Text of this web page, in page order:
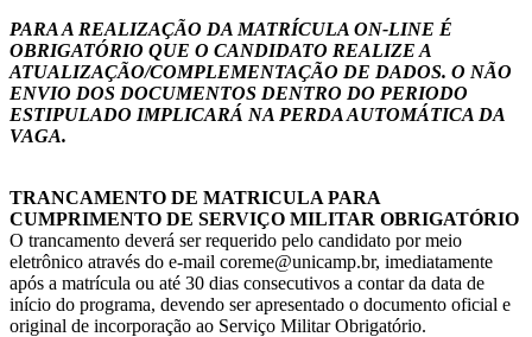
PARA A REALIZAÇÃO DA MATRÍCULA ON-LINE É
OBRIGATÓRIO QUE O CANDIDATO REALIZE A
ATUALIZAÇÃO/COMPLEMENTAÇÃO DE DADOS. O NÃO
ENVIO DOS DOCUMENTOS DENTRO DO PERIODO
ESTIPULADO IMPLICARÁ NA PERDA AUTOMÁTICA DA
VAGA.
TRANCAMENTO DE MATRICULA PARA
CUMPRIMENTO DE SERVIÇO MILITAR OBRIGATÓRIO
O trancamento deverá ser requerido pelo candidato por meio
eletrônico através do e-mail coreme@unicamp.br, imediatamente
após a matrícula ou até 30 dias consecutivos a contar da data de
início do programa, devendo ser apresentado o documento oficial e
original de incorporação ao Serviço Militar Obrigatório.